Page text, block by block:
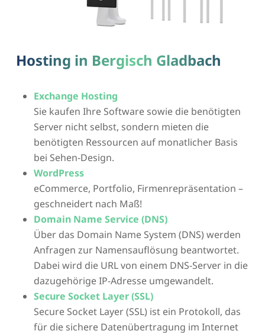
Hosting in Bergisch Gladbach
Exchange Hosting
Sie kaufen Ihre Software sowie die benötigten
Server nicht selbst, sondern mieten die
benötigten Ressourcen auf monatlicher Basis
bei Sehen-Design.
WordPress
eCommerce, Portfolio, Firmenrepräsentation –
geschneidert nach Maß!
Domain Name Service (DNS)
Über das Domain Name System (DNS) werden
Anfragen zur Namensauflösung beantwortet.
Dabei wird die URL von einem DNS-Server in die
dazugehörige IP-Adresse umgewandelt.
Secure Socket Layer (SSL)
Secure Socket Layer (SSL) ist ein Protokoll, das
für die sichere Datenübertragung im Internet